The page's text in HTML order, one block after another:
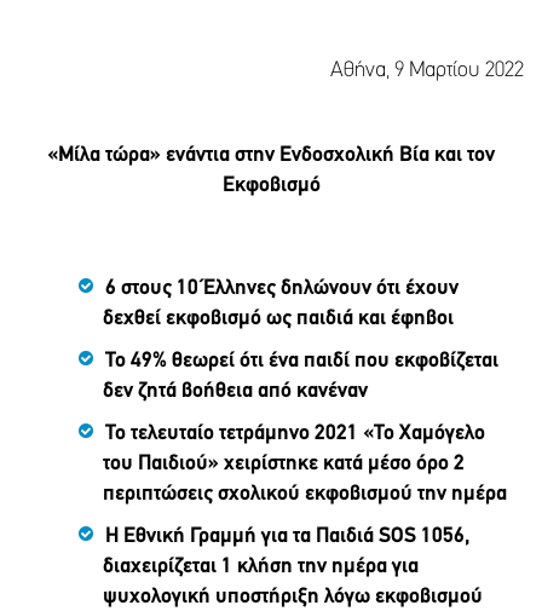
Αθήνα, 9 Μαρτίου 2022
«Μίλα τώρα» ενάντια στην Ενδοσχολική Βία και τον
Εκφοβισμό
6 στους 10 Έλληνες δηλώνουν ότι έχουν
δεχθεί εκφοβισμό ως παιδιά και έφηβοι
Το 49% θεωρεί ότι ένα παιδί που εκφοβίζεται
δεν ζητά βοήθεια από κανέναν
Το τελευταίο τετράμηνο 2021 «Το Χαμόγελο
του Παιδιού» χειρίστηκε κατά μέσο όρο 2
περιπτώσεις σχολικού εκφοβισμού την ημέρα
Η Εθνική Γραμμή για τα Παιδιά SOS 1056,
διαχειρίζεται 1 κλήση την ημέρα για
ψυχολογική υποστήριξη λόγω εκφοβισμού